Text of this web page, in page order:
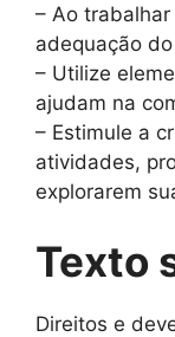
– Ao
adequação
– Utilize
ajudam na
– Estimule a
atividades,
explorarem
Texto
Direitos e